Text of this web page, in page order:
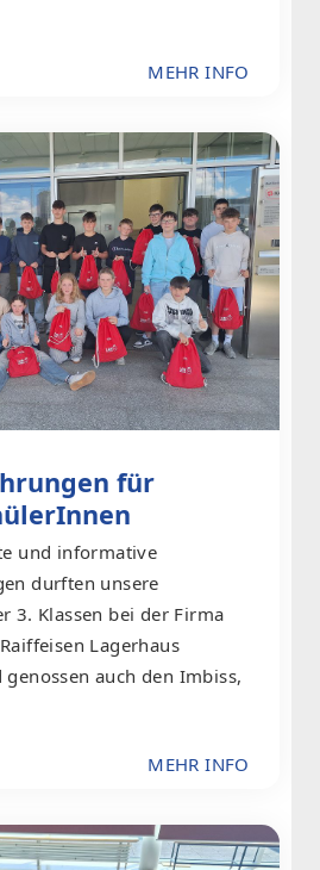
MEHR INFO
für
und informative
durften unsere
3. Klassen bei der Firma
Lagerhaus
auch den Imbiss,
MEHR INFO